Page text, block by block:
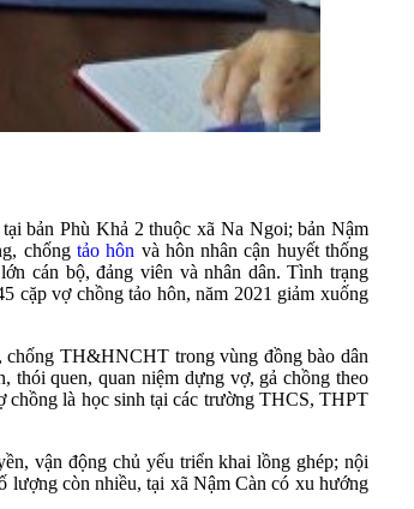
bản Phù Khả 2 thuộc xã Na Ngoi; bản Nậm
chống tảo hôn và hôn nhân cận huyết thống
cán bộ, đảng viên và nhân dân. Tình trạng
cặp vợ chồng tảo hôn, năm 2021 giảm xuống
chống TH&HNCHT trong vùng đồng bào dân
thói quen, quan niệm dựng vợ, gả chồng theo
chồng là học sinh tại các trường THCS, THPT
vận động chủ yếu triển khai lồng ghép; nội
lượng còn nhiều, tại xã Nậm Càn có xu hướng